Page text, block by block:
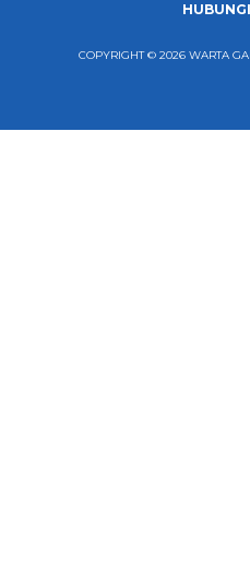
COPYRIGHT © 2026 WARTA